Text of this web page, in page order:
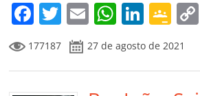
m
F
a
c
e
T
w
itt
er
E
m
ai
l
W
at
s
Li
n
k
e
G
o
o
gl
177187 27 de agosto de 2021